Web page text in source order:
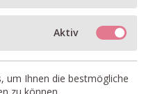
hinteren Mitte
Aktiv
um Ihnen die bestmögliche
zu können.